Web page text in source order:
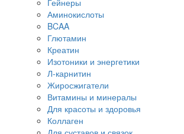
Гейнеры
Аминокислоты
BCAA
Глютамин
Креатин
Изотоники и энергетики
Л-карнитин
Жиросжигатели
Витамины и минералы
Для красоты и здоровья
Коллаген